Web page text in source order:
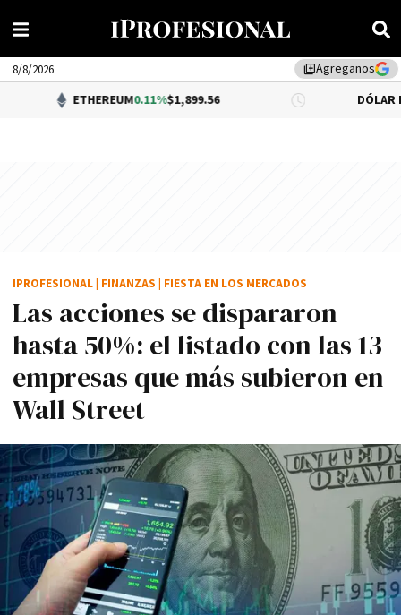
library_addAgreganos
8/8/2026
ETHEREUM0.11%$1,899.56 DÓLAR BNA
Las acciones se dispararon
hasta 50%: el listado con las 13
empresas que más subieron en
Wall Street
IPROFESIONAL FINANZAS FIESTA EN LOS MERCADOS